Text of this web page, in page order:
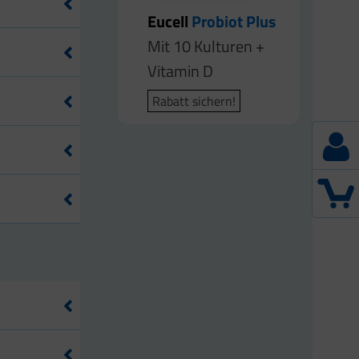
EucellProbiot Plus
Mit 10 Kulturen +
Vitamin D
Rabatt sichern!